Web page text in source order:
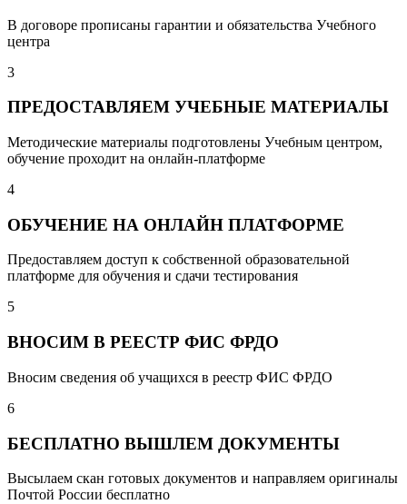
В договоре прописаны гарантии и обязательства Учебного
центра
3
ПРЕДОСТАВЛЯЕМ УЧЕБНЫЕ МАТЕРИАЛЫ
Методические материалы подготовлены Учебным центром,
обучение проходит на онлайн-платформе
4
ОБУЧЕНИЕ НА ОНЛАЙН ПЛАТФОРМЕ
Предоставляем доступ к собственной образовательной
платформе для обучения и сдачи тестирования
5
ВНОСИМ В РЕЕСТР ФИС ФРДО
Вносим сведения об учащихся в реестр ФИС ФРДО
6
БЕСПЛАТНО ВЫШЛЕМ ДОКУМЕНТЫ
Высылаем скан готовых документов и направляем оригиналы
Почтой России бесплатно